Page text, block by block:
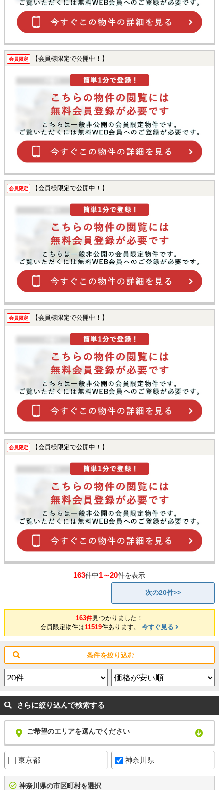
会員限定 【会員様限定で公開中！】
会員限定 【会員様限定で公開中！】
会員限定 【会員様限定で公開中！】
会員限定 【会員様限定で公開中！】
163件中1～20件を表示
次の20件>>
163件見つかりました！
会員限定物件は11519件あります。 今すぐ見る
条件を絞り込む
さらに絞り込んで検索する
ご希望のエリアを選んでください
東京都 神奈川県
神奈川県の市区町村を選択